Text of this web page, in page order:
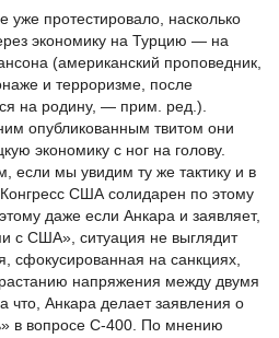
уже протестировало, насколько
экономику на Турцию — на
(американский проповедник,
и терроризме, после
на родину, — прим. ред.).
опубликованным твитом они
экономику с ног на голову.
если мы увидим ту же тактику и в
США солидарен по этому
даже если Анкара и заявляет,
с США», ситуация не выглядит
сфокусированная на санкциях,
напряжения между двумя
что, Анкара делает заявления о
в вопросе С-400. По мнению